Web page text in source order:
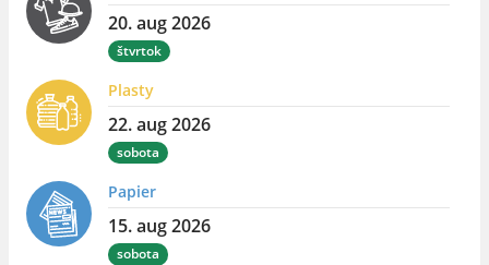
20. aug 2026
štvrtok
Plasty
22. aug 2026
sobota
Papier
15. aug 2026
sobota